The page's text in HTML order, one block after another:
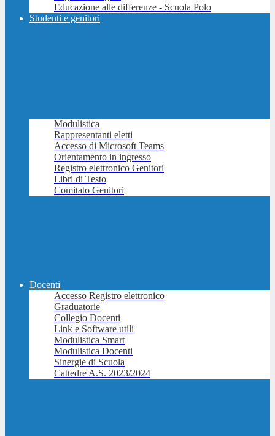
Educazione alle differenze - Scuola Polo
Studenti e genitori
Modulistica
Rappresentanti eletti
Accesso di Microsoft Teams
Orientamento in ingresso
Registro elettronico Genitori
Libri di Testo
Comitato Genitori
Docenti
Accesso Registro elettronico
Graduatorie
Collegio Docenti
Link e Software utili
Modulistica Smart
Modulistica Docenti
Sinergie di Scuola
Cattedre A.S. 2023/2024